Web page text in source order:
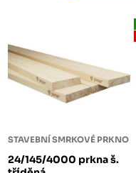
STAVEBNÍ SMRKOVÉ PRKNO
24/145/4000 prkna š.